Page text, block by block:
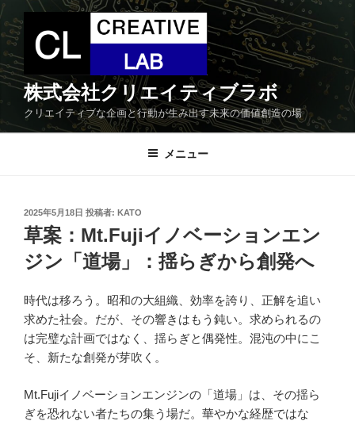
コ
ン
テ
ン
ツ
株式会社クリエイティブラボ
クリエイティブな企画と行動が生み出す未来の価値創造の場
メニュー
投
稿
日:
2025年5月18日 投稿者: KATO
草案：Mt.Fujiイノベーションエン
ジン「道場」：揺らぎから創発へ
時代は移ろう。昭和の大組織、効率を誇り、正解を追い
求めた社会。だが、その響きはもう鈍い。求められるの
は完璧な計画ではなく、揺らぎと偶発性。混沌の中にこ
そ、新たな創発が芽吹く。
Mt.Fujiイノベーションエンジンの「道場」は、その揺ら
ぎを恐れない者たちの集う場だ。華やかな経歴ではな